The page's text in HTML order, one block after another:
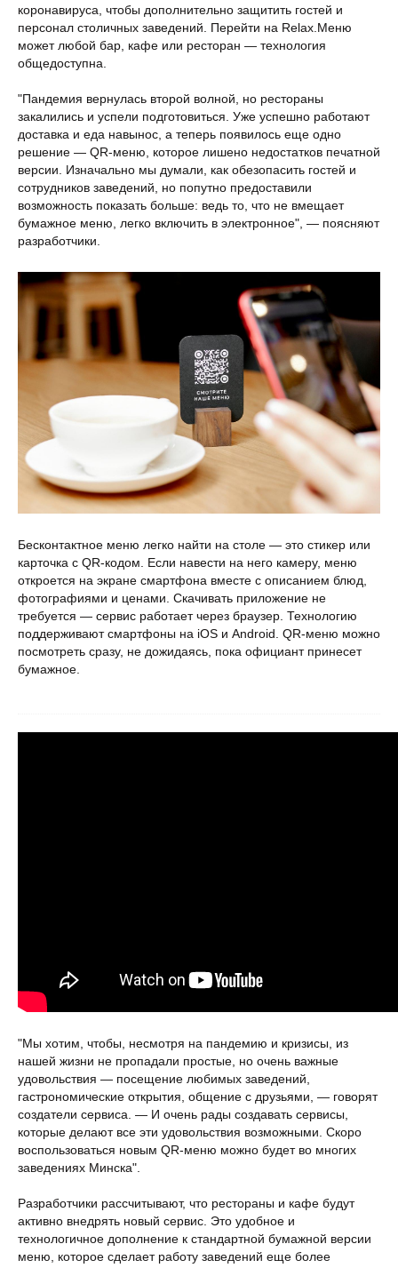
коронавируса, чтобы дополнительно защитить гостей и
персонал столичных заведений. Перейти на Relax.Меню
может любой бар, кафе или ресторан ― технология
общедоступна.
"Пандемия вернулась второй волной, но рестораны
закалились и успели подготовиться. Уже успешно работают
доставка и еда навынос, а теперь появилось еще одно
решение ― QR-меню, которое лишено недостатков печатной
версии. Изначально мы думали, как обезопасить гостей и
сотрудников заведений, но попутно предоставили
возможность показать больше: ведь то, что не вмещает
бумажное меню, легко включить в электронное", ― поясняют
разработчики.
Бесконтактное меню легко найти на столе ― это стикер или
карточка с QR-кодом. Если навести на него камеру, меню
откроется на экране смартфона вместе с описанием блюд,
фотографиями и ценами. Скачивать приложение не
требуется ― сервис работает через браузер. Технологию
поддерживают смартфоны на iOS и Android. QR-меню можно
посмотреть сразу, не дожидаясь, пока официант принесет
бумажное.
"Мы хотим, чтобы, несмотря на пандемию и кризисы, из
нашей жизни не пропадали простые, но очень важные
удовольствия ― посещение любимых заведений,
гастрономические открытия, общение с друзьями, ― говорят
создатели сервиса. ― И очень рады создавать сервисы,
которые делают все эти удовольствия возможными. Скоро
воспользоваться новым QR-меню можно будет во многих
заведениях Минска".
Разработчики рассчитывают, что рестораны и кафе будут
активно внедрять новый сервис. Это удобное и
технологичное дополнение к стандартной бумажной версии
меню, которое сделает работу заведений еще более